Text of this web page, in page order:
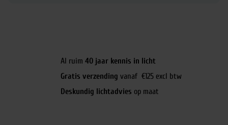
Al ruim 40 jaar kennis in licht
Gratis verzending vanaf €125 excl btw
Deskundig lichtadvies op maat